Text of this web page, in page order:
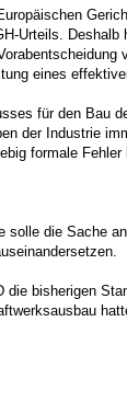
Urteils. Deshalb
eines
für den Bau
der Industrie
formale Fehler
solle die Sache
bisherigen